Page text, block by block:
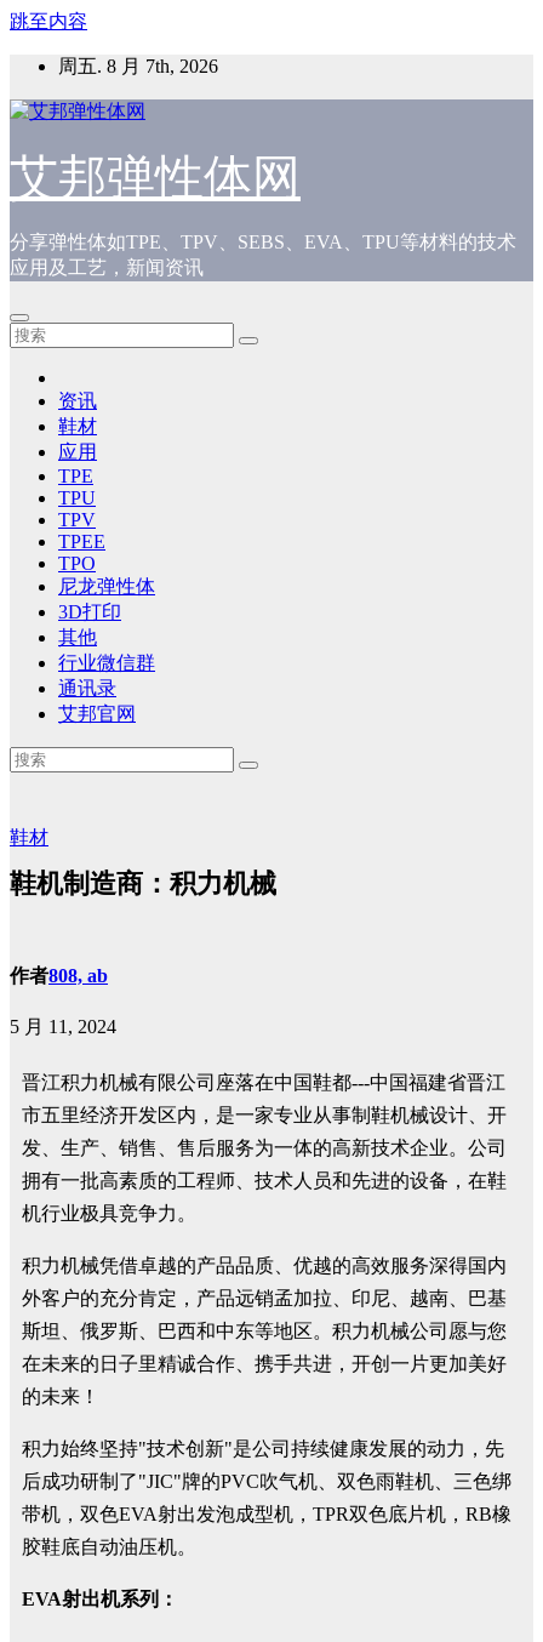
跳至内容
周五. 8 月 7th, 2026
艾邦弹性体网
分享弹性体如TPE、TPV、SEBS、EVA、TPU等材料的技术
应用及工艺，新闻资讯
资讯
鞋材
应用
TPE
TPU
TPV
TPEE
TPO
尼龙弹性体
3D打印
其他
行业微信群
通讯录
艾邦官网
鞋材
鞋机制造商：积力机械
作者808, ab
5 月 11, 2024
晋江积力机械有限公司座落在中国鞋都---中国福建省晋江
市五里经济开发区内，是一家专业从事制鞋机械设计、开
发、生产、销售、售后服务为一体的高新技术企业。公司
拥有一批高素质的工程师、技术人员和先进的设备，在鞋
机行业极具竞争力。
积力机械凭借卓越的产品品质、优越的高效服务深得国内
外客户的充分肯定，产品远销孟加拉、印尼、越南、巴基
斯坦、俄罗斯、巴西和中东等地区。积力机械公司愿与您
在未来的日子里精诚合作、携手共进，开创一片更加美好
的未来！
积力始终坚持"技术创新"是公司持续健康发展的动力，先
后成功研制了"JIC"牌的PVC吹气机、双色雨鞋机、三色绑
带机，双色EVA射出发泡成型机，TPR双色底片机，RB橡
胶鞋底自动油压机。
EVA射出机系列：